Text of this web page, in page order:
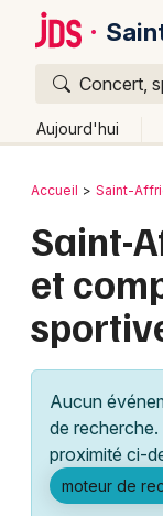
Concert,
Aujourd'hui
Publier un
Grands
Foires &
Bordeaux
Colmar
Lille
Lyon
Marseille
Mulhouse
Montpellier
Retour
Accueil Saint-
Saint-
et
Aucun
de
proximité ci-
moteur de
Quoi ?
Où ?
Midi-Pyrénées
Quand ?
Aujourd'hui